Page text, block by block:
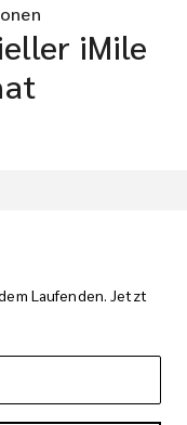
iMile
Laufenden. Jetzt